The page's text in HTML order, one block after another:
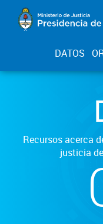
DATOS
Recursos acerca
justicia